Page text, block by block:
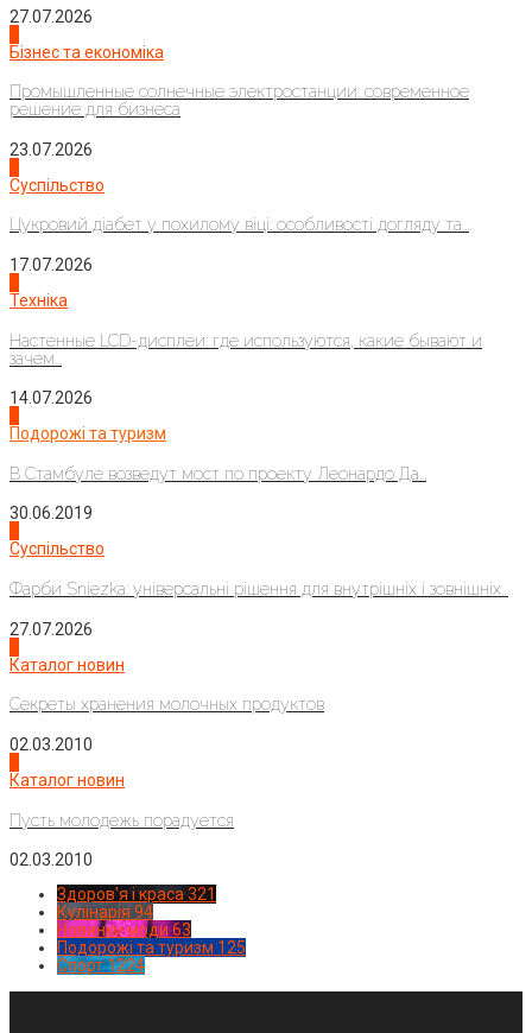
27.07.2026
Бізнес та економіка
Промышленные солнечные электростанции: современное
решение для бизнеса
23.07.2026
Суспільство
Цукровий діабет у похилому віці: особливості догляду та...
17.07.2026
Техніка
Настенные LCD-дисплеи: где используются, какие бывают и
зачем...
14.07.2026
Подорожі та туризм
В Стамбуле возведут мост по проекту Леонардо Да...
30.06.2019
Суспільство
Фарби Sniezka: універсальні рішення для внутрішніх і зовнішніх...
27.07.2026
Каталог новин
Секреты хранения молочных продуктов
02.03.2010
Каталог новин
Пусть молодежь порадуется
02.03.2010
Здоров'я і краса 321
Кулінарія 94
Новинки моди 63
Подорожі та туризм 125
Спорт1224